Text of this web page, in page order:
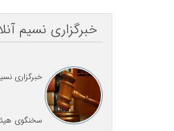
خبرگزاری نسیم
خبرگزاری
سخنگوی